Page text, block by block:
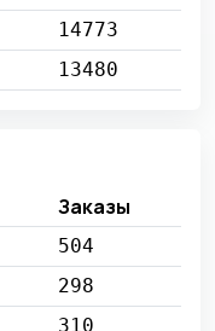
14773
13480
Заказы
504
298
310